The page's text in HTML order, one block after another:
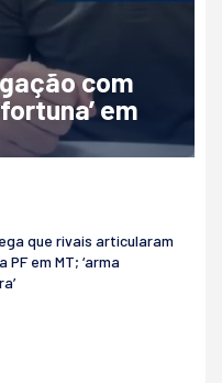
com
em
que rivais articularam
em MT; ‘arma